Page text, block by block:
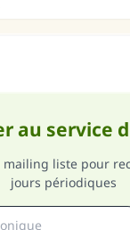
au service
liste pour
jours périodiques